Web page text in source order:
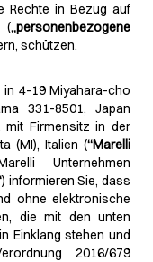
Rechte in Bezug auf
(„personenbezogene
schützen.
in 4-19 Miyahara-cho
331-8501, Japan
mit Firmensitz in der
(MI), Italien (“Marelli
Unternehmen
) informieren Sie, dass
ohne elektronische
die mit den unten
Einklang stehen und
2016/679